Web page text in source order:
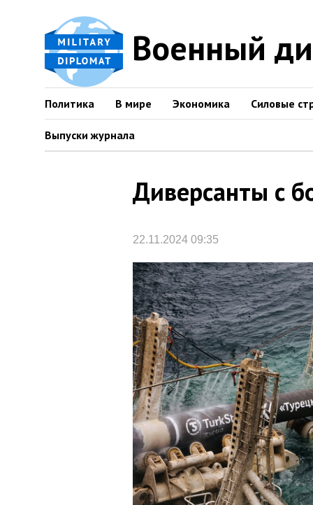
Военный
Политика В мире Экономика Силовые
Выпуски журнала
Диверсанты с
22.11.2024 09:35